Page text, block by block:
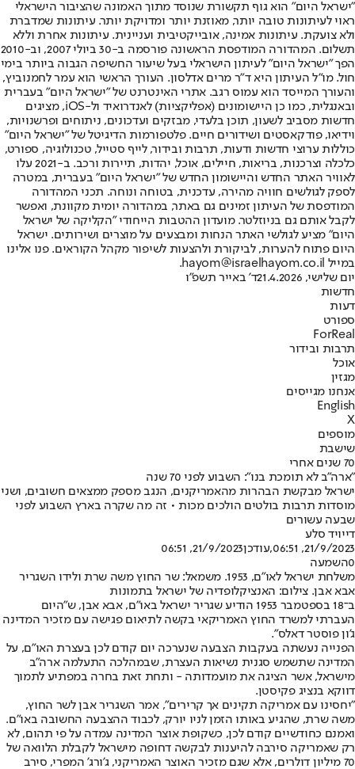
"ישראל היום" הוא גוף תקשורת שנוסד מתוך האמונה שהציבור הישראלי
ראוי לעיתונות טובה יותר, מאוזנת יותר ומדויקת יותר. עיתונות שמדברת
ולא צועקת. עיתונות אמינה, אובייקטיבית ועניינית. עיתונות אחרת וללא
תשלום. המהדורה המודפסת הראשונה פורסמה ב-30 ביולי 2007, וב-2010
הפך "ישראל היום" לעיתון הישראלי בעל שיעור החשיפה הגבוה ביותר בימי
חול. מו"ל העיתון היא ד"ר מרים אדלסון. העורך הראשי הוא עמר לחמנוביץ,
והעורך המייסד הוא עמוס רגב. אתרי האינטרנט של "ישראל היום" בעברית
ובאנגלית, כמו כן היישומונים (אפליקציות) לאנדרואיד ול-iOS, מציגים
חדשות מסביב לשעון, תוכן בלעדי, מבזקים ועדכונים, ניתוחים ופרשנויות,
וידיאו, פודקאסטים ושידורים חיים. פלטפורמות הדיגיטל של "ישראל היום"
כוללות ערוצי חדשות ודעות, תרבות ובידור, לייף סטייל, טכנולוגיה, ספורט,
כלכלה וצרכנות, בריאות, חיילים, אוכל, יהדות, תיירות ורכב. ב-2021 עלו
לאוויר האתר החדש והיישומון החדש של "ישראל היום" בעברית, במטרה
לספק לגולשים חוויה מהירה, עדכנית, בטוחה ונוחה. תכני המהדורה
המודפסת של העיתון זמינים גם באתר, במהדורה יומית מקוונת, ואפשר
לקבל אותם גם בניוזלטר. מועדון ההטבות הייחודי "הקליקה של ישראל
היום" מציע לגולשי האתר הנחות ומבצעים על מוצרים ושירותים. ישראל
היום פתוח להערות, לביקורת ולהצעות לשיפור מקהל הקוראים. פנו אלינו
במייל hayom@israelhayom.co.il.
יום שלישי, 21.4.2026
ד' באייר תשפ"ו
חדשות
דעות
ספורט
ForReal
תרבות ובידור
אוכל
מגזין
אנחנו מגייסים
English
X
מוספים
שישבת
70 שנים אחרי
"ארה"ב לא תומכת בנו": השבוע לפני 70 שנה
ישראל מבקשת הבהרות מהאמריקנים, הנגב מספק ממצאים חשובים, ושני
מוסדות תרבות בולטים הולכים מכות • זה מה שקרה בארץ השבוע לפני
שבעה עשורים
דייויד סלע
21/9/2023, 06:51
,עודכן21/9/2023, 06:51
0השמעה
משלחת ישראל לאו"ם, 1953. משמאל: שר החוץ משה שרת ולידו השגריר
אבא אבן. צילום: האנציקלופדיה של ישראל בתמונות
ב־18 בספטמבר 1953 הודיע שגריר ישראל באו"ם, אבא אבן, ש"היום
העברתי למשרד החוץ האמריקאי בקשה לתיאום פגישה עם מזכיר המדינה
ג'ון פוסטר דאלס".
הפנייה נעשתה בעקבות הצבעה שנערכה יום קודם לכן בעצרת האו"ם, על
המדינה שתשמש סגנית נשיאות העצרת, שבמהלכה התעלמה ארה"ב
מישראל, אשר הציגה את מועמדותה - ותחת זאת בחרה במפתיע לתמוך
דווקא בנציג פקיסטן.
"יחסינו עם אמריקה תקינים אך קרירים", אמר השגריר אבן לשר החוץ,
משה שרת, שהגיע באותו הזמן לניו יורק, לכבוד ההצבעה החשובה באו"ם.
ואמנם כחודשיים קודם לכן, כשקופת אוצר המדינה עמדה על פי תהום, לא
רק שאמריקה סירבה להיענות לבקשה דחופה מישראל לקבלת הלוואה של
70 מיליון דולרים, אלא שגם מזכיר האוצר האמריקני, ג'ורג' המפרי, סירב